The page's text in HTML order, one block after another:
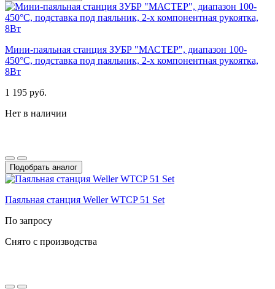
Мини-паяльная станция ЗУБР "МАСТЕР", диапазон 100-
450°C, подставка под паяльник, 2-х компонентная рукоятка,
8Вт
1 195 руб.
Нет в наличии
Подобрать аналог
Паяльная станция Weller WTCP 51 Set
По запросу
Снято с производства